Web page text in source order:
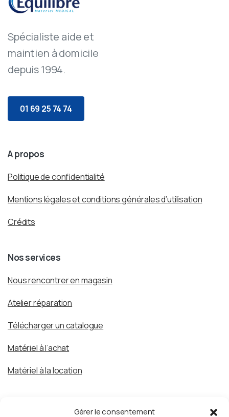
Gérer le consentement
Spécialiste aide et
maintien à domicile
depuis 1994.
01 69 25 74 74
A propos
Politique de confidentialité
Mentions légales et conditions générales d’utilisation
Crédits
Nos services
Nous rencontrer en magasin
Atelier réparation
Télécharger un catalogue
Matériel à l’achat
Matériel à la location
Demander un rendez-vous :